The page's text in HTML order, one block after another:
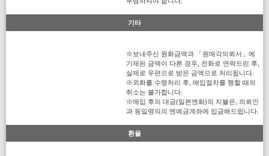
기타
※보내주신 원화금액과 「원매각의뢰서」에
기재된 금액이 다른 경우, 전화로 연락드린 후,
실제로 우편으로 받은 금액으로 처리됩니다.
※외화를 수령처리 후, 매입절차를 행할 때의
취소는 불가합니다.
※매입 후의 대금(일본엔화)의 지불은, 의뢰인
과 동일명의의 엔예금계좌에 입금해드립니다.
환율